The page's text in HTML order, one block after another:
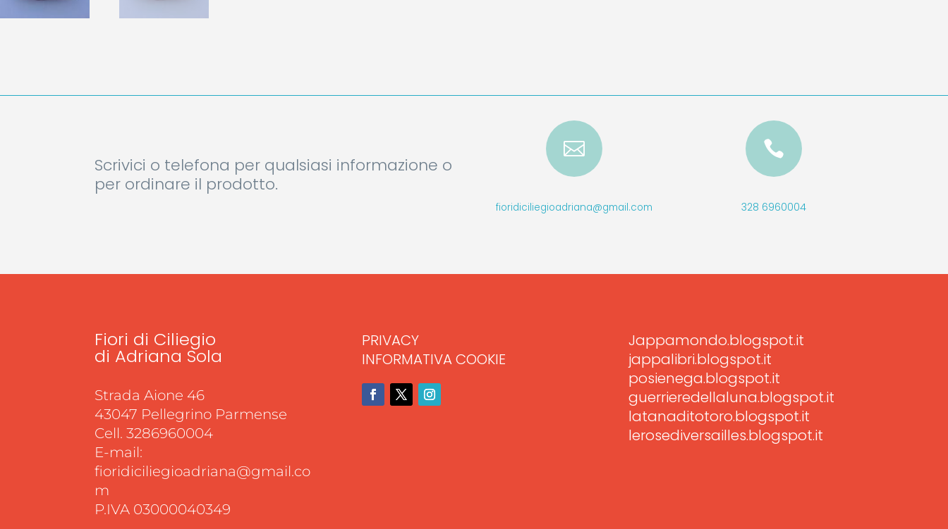
Scrivici o telefona per qualsiasi informazione o
per ordinare il prodotto.

fioridiciliegioadriana@gmail.com

328 6960004
Fiori di Ciliegio
di Adriana Sola
Strada Aione 46
43047 Pellegrino Parmense
Cell. 3286960004
E-mail:
fioridiciliegioadriana@gmail.co
m
P.IVA 03000040349
PRIVACY
INFORMATIVA COOKIE
Jappamondo.blogspot.it
jappalibri.blogspot.it
posienega.blogspot.it
guerrieredellaluna.blogspot.it
latanaditotoro.blogspot.it
lerosediversailles.blogspot.it